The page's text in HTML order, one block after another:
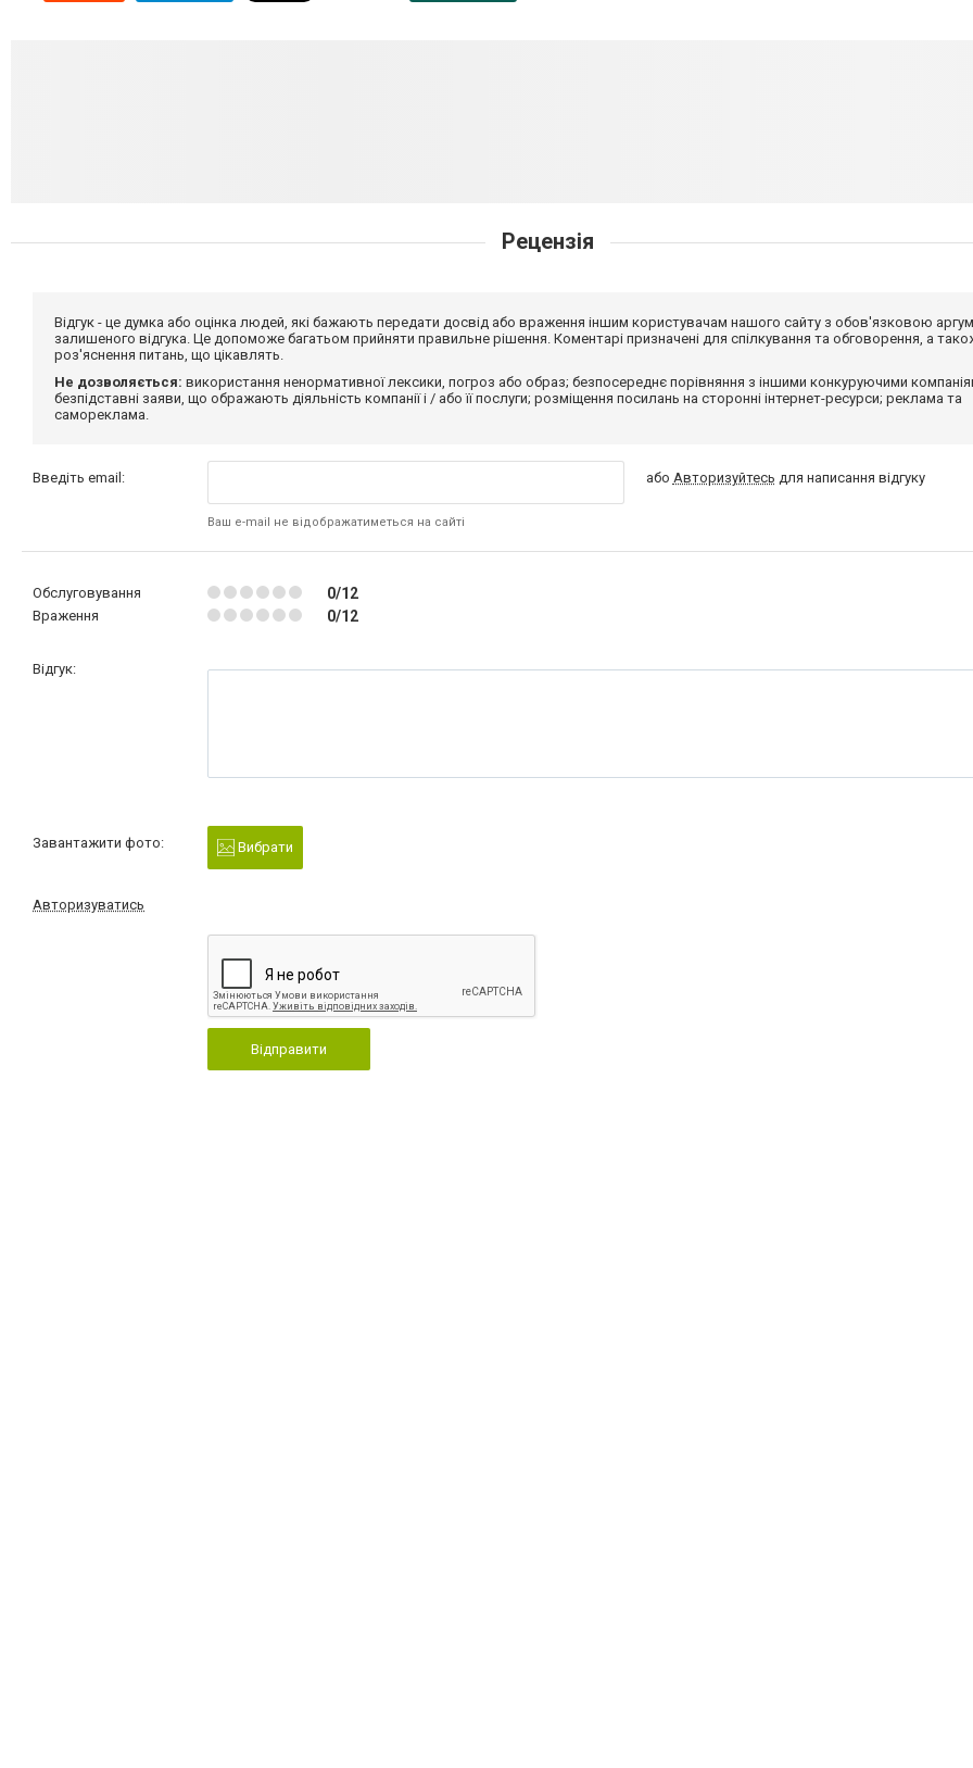
Рецензія
Відгук - це думка або оцінка людей, які бажають передати досвід або враження іншим користувачам нашого сайту з обов'язковою
залишеного відгука. Це допоможе багатьом прийняти правильне рішення. Коментарі призначені для спілкування та обговорення, а
роз'яснення питань, що цікавлять.
Не дозволяється: використання ненормативної лексики, погроз або образ; безпосереднє порівняння з іншими конкуруючими
безпідставні заяви, що ображають діяльність компанії і / або її послуги; розміщення посилань на сторонні інтернет-ресурси; реклама та
самореклама.
Введіть email:
Ваш e-mail не відображатиметься на сайті
або Авторизуйтесь для написання відгуку
Обслуговування 0/12
Враження 0/12
Відгук:
Завантажити фото: Вибрати
Авторизуватись
Відправити